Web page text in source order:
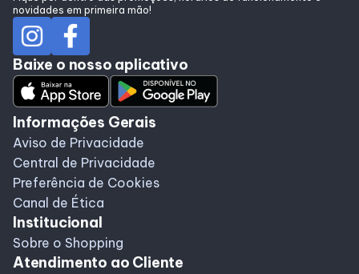
Programa de Benefícios
novidades em primeira mão!
Baixe o nosso aplicativo
Informações Gerais
Aviso de Privacidade
Central de Privacidade
Preferência de Cookies
Canal de Ética
Institucional
Sobre o Shopping
Atendimento ao Cliente